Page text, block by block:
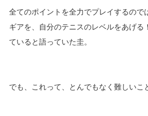
全てのポイントを全力でプレイするので
ギアを、自分のテニスのレベルをあげる
ていると語っていた圭。
でも、これって、とんでもなく難しいこ